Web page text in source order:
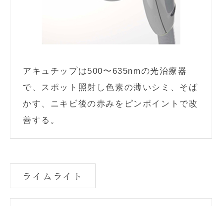
アキュチップは500〜635nmの光治療器
で、スポット照射し色素の薄いシミ、そば
かす、ニキビ後の赤みをピンポイントで改
善する。
ライムライト